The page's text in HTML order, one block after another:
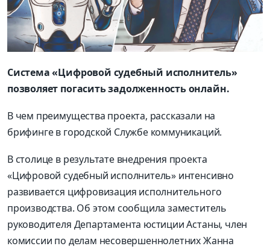
Система «Цифровой судебный исполнитель»
позволяет погасить задолженность онлайн.
В чем преимущества проекта, рассказали на
брифинге в городской Службе коммуникаций.
В столице в результате внедрения проекта
«Цифровой судебный исполнитель» интенсивно
развивается цифровизация исполнительного
производства. Об этом сообщила заместитель
руководителя Департамента юстиции Астаны, член
комиссии по делам несовершеннолетних Жанна